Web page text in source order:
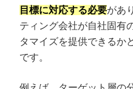
目標に対応する必要があ
ティング会社が自社固有
タマイズを提供できるか
です。